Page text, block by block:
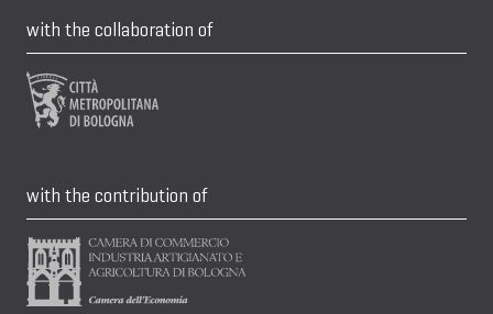
with the collaboration of
with the contribution of